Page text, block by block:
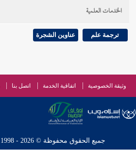
الخدمات العلمية
ترجمة علم عناوين الشجرة
وثيقة الخصوصية اتفاقية الخدمة اتصل بنا
جميع الحقوق محفوظة © 2026 - 1998 لشبكة إسلام ويب